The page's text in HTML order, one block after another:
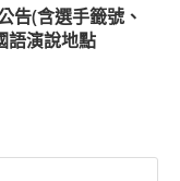
告(含選手籤號、
語演說地點